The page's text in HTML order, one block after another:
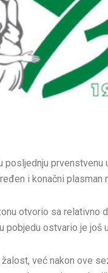
posljednju
i konačni plasman
otvorio sa relativno
pobjedu ostvario je još
žalost, već nakon ove